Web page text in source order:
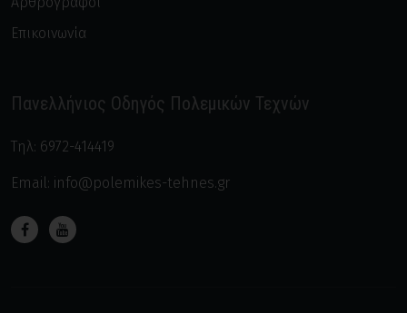
Επικοινωνία
Πανελλήνιος Οδηγός Πολεμικών Τεχνών
Τηλ: 6972-414419
Email: info@polemikes-tehnes.gr